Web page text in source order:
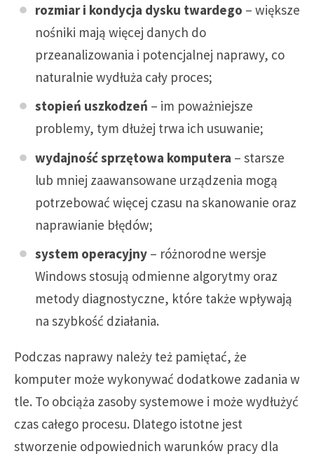
rozmiar i kondycja dysku twardego – większe
nośniki mają więcej danych do
przeanalizowania i potencjalnej naprawy, co
naturalnie wydłuża cały proces;
stopień uszkodzeń – im poważniejsze
problemy, tym dłużej trwa ich usuwanie;
wydajność sprzętowa komputera – starsze
lub mniej zaawansowane urządzenia mogą
potrzebować więcej czasu na skanowanie oraz
naprawianie błędów;
system operacyjny – różnorodne wersje
Windows stosują odmienne algorytmy oraz
metody diagnostyczne, które także wpływają
na szybkość działania.
Podczas naprawy należy też pamiętać, że
komputer może wykonywać dodatkowe zadania w
tle. To obciąża zasoby systemowe i może wydłużyć
czas całego procesu. Dlatego istotne jest
stworzenie odpowiednich warunków pracy dla